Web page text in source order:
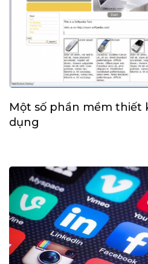
Một số phần mềm thiết
dụng